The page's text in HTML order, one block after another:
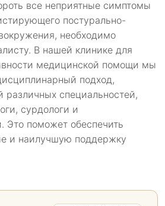
все неприятные симптомы
постурально-
необходимо
В нашей клинике для
медицинской помощи мы
подход,
специальностей,
сурдологи и
Это поможет обеспечить
и наилучшую поддержку